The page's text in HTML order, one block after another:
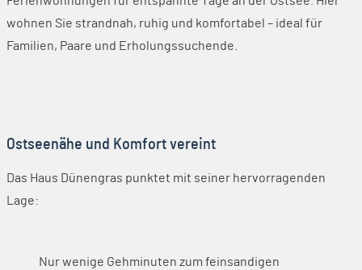
wohnen Sie strandnah, ruhig und komfortabel – ideal für
Familien, Paare und Erholungssuchende.
Ostseenähe und Komfort vereint
Das Haus Dünengras punktet mit seiner hervorragenden
Lage:
Nur wenige Gehminuten zum feinsandigen